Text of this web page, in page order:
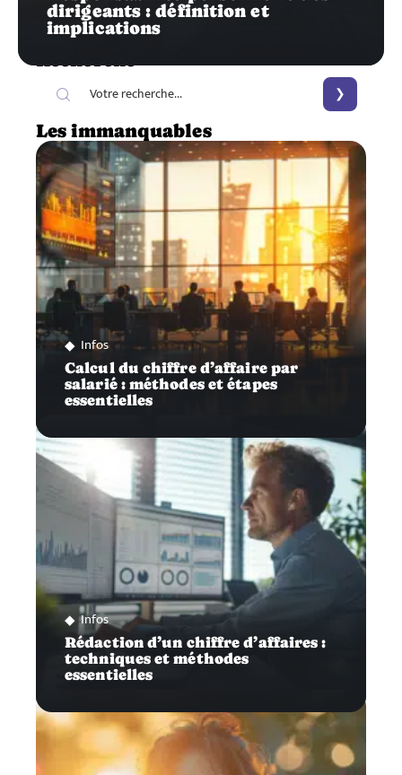
dirigeants : définition et
implications
Recherche
Les immanquables
Infos
Calcul du chiffre d’affaire par
salarié : méthodes et étapes
essentielles
Infos
Rédaction d’un chiffre d’affaires :
techniques et méthodes
essentielles